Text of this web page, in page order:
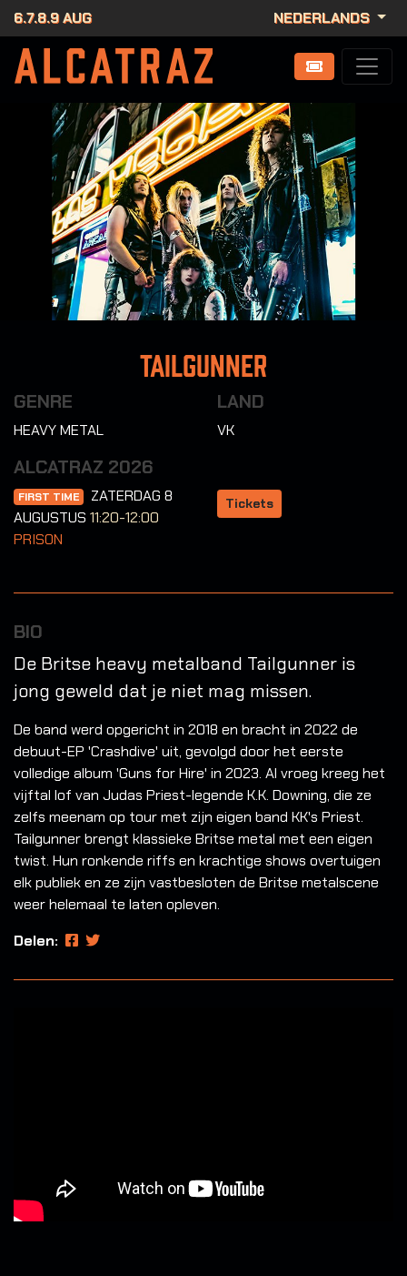
6.7.8.9 AUG NEDERLANDS
Tailgunner
GENRE
HEAVY METAL
LAND
VK
ALCATRAZ 2026
FIRST TIME
ZATERDAG 8
AUGUSTUS 11:20-12:00
PRISON
Tickets
BIO
De Britse heavy metalband Tailgunner is
jong geweld dat je niet mag missen.
De band werd opgericht in 2018 en bracht in 2022 de
debuut-EP 'Crashdive' uit, gevolgd door het eerste
volledige album 'Guns for Hire' in 2023. Al vroeg kreeg het
vijftal lof van Judas Priest-legende K.K. Downing, die ze
zelfs meenam op tour met zijn eigen band KK's Priest.
Tailgunner brengt klassieke Britse metal met een eigen
twist. Hun ronkende riffs en krachtige shows overtuigen
elk publiek en ze zijn vastbesloten de Britse metalscene
weer helemaal te laten opleven.
Delen: